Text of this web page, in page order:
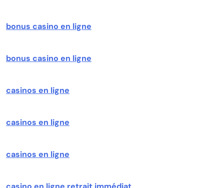
bonus casino en ligne
bonus casino en ligne
casinos en ligne
casinos en ligne
casinos en ligne